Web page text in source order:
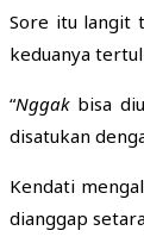
Sore itu langit
keduanya
“Nggakbisa
disatukan
Kendati
dianggap